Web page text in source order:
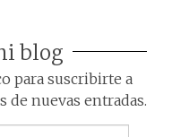
blog
para suscribirte a
nuevas entradas.